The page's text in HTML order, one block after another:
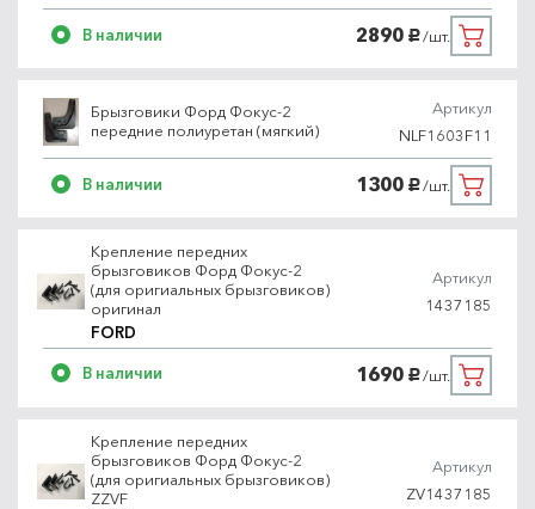
В наличии 2890 руб./шт.
Брызговики Форд Фокус-2
передние полиуретан (мягкий)
Артикул
NLF1603F11
В наличии 1300 руб./шт.
Крепление передних
брызговиков Форд Фокус-2
(для оригиальных брызговиков)
оригинал
FORD
Артикул
1437185
В наличии 1690 руб./шт.
Крепление передних
брызговиков Форд Фокус-2
(для оригиальных брызговиков)
ZZVF
Артикул
ZV1437185